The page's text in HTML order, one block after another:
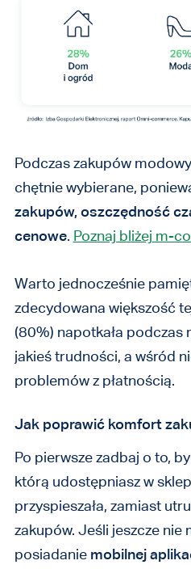
Podczas zakupów
chętnie wybierane,
zakupów, oszczędność
cenowe. Poznaj bliżej m-
Warto jednocześnie
zdecydowana większość
(80%) napotkała podczas
jakieś trudności, a wśród
problemów z płatnością.
Jak poprawić komfort
Po pierwsze zadbaj o to,
którą udostępniasz w
przyspieszała, zamiast
zakupów. Jeśli jeszcze nie
posiadanie mobilnej